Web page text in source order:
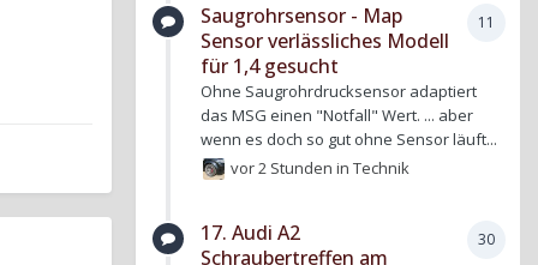
11
Saugrohrsensor - Map
Sensor verlässliches Modell
für 1,4 gesucht
Ohne Saugrohrdrucksensor adaptiert
das MSG einen "Notfall" Wert. ... aber
wenn es doch so gut ohne Sensor läuft...
vor 2 Stunden inTechnik
30
17. Audi A2
Schraubertreffen am